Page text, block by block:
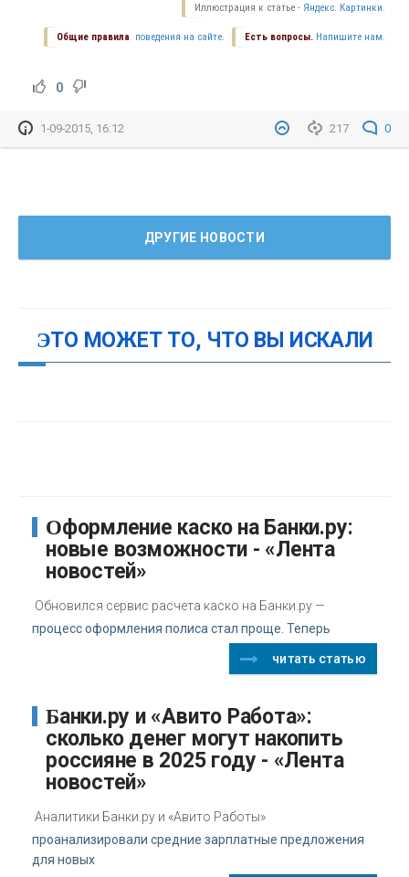
Иллюстрация к статье - Яндекс. Картинки.
Есть вопросы. Напишите нам.
Общие правила поведения на сайте.
0
217 0
1-09-2015, 16:12
ДРУГИЕ НОВОСТИ
ЭТО МОЖЕТ ТО, ЧТО ВЫ ИСКАЛИ
Оформление каско на Банки.ру:
новые возможности - «Лента
новостей»
Обновился сервис расчета каско на Банки.ру —
процесс оформления полиса стал проще. Теперь
читать статью
Банки.ру и «Авито Работа»:
сколько денег могут накопить
россияне в 2025 году - «Лента
новостей»
Аналитики Банки.ру и «Авито Работы»
проанализировали средние зарплатные предложения
для новых